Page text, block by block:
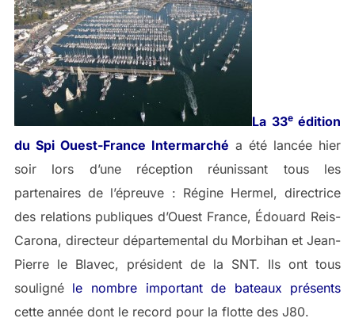
La 33eédition
du Spi Ouest-France Intermarché a été lancée hier
soir lors d’une réception réunissant tous les
partenaires de l’épreuve : Régine Hermel, directrice
des relations publiques d’Ouest France, Édouard Reis-
Carona, directeur départemental du Morbihan et Jean-
Pierre le Blavec, président de la SNT. Ils ont tous
souligné le nombre important de bateaux présents
cette année dont le record pour la flotte des J80.